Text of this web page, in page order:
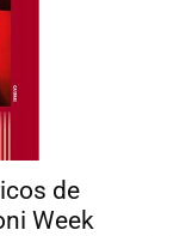
de
Week